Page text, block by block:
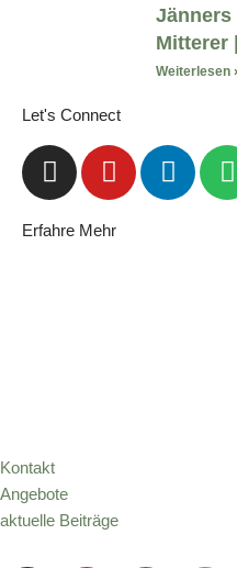
Jänners
Mitterer
Weiterlesen
Let's Connect
Erfahre Mehr
Kontakt
Angebote
aktuelle Beiträge